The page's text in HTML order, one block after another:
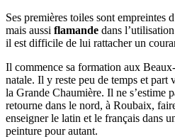
Ses premières toiles sont empreintes
mais aussi flamande dans
il est difficile de lui rattacher un
Il commence sa formation aux
natale. Il y reste peu de temps et part
la Grande Chaumière. Il ne s’estime
retourne dans le nord, à Roubaix,
enseigner le latin et le français dans
peinture pour autant.